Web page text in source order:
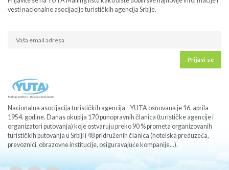
vesti nacionalne asocijacije turističkih agencija Srbije.
Prijavi se
Nacionalna asocijacija turističkih agencija - YUTA osnovana je 16. aprila
1954. godine. Danas okuplja 170 punopravnih članica (turističke agencije i
organizatori putovanja) koje ostvaruju preko 90 % prometa organizovanih
turističkih putovanja u Srbiji i 48 pridruženih članica (hotelska preduzeća,
prevoznici, obrazovne institucije, osiguravajuće kompanije...).